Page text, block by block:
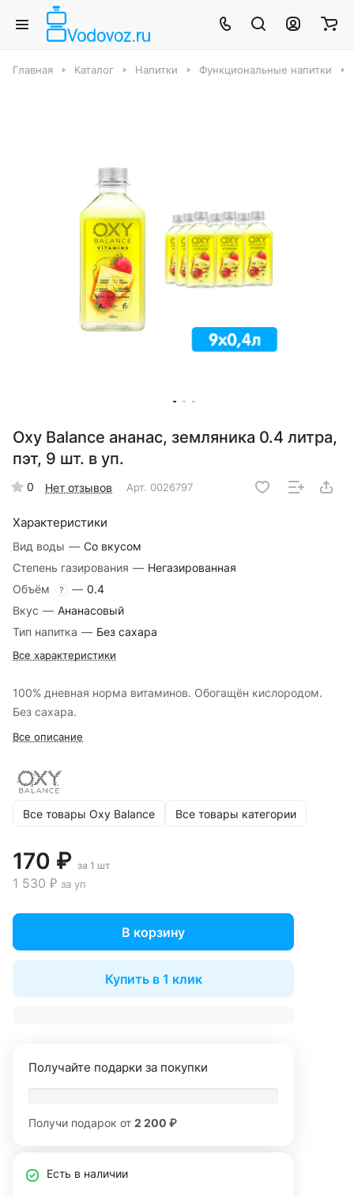
Главная Каталог Напитки Функциональные напитки
Oxy Balance ананас, земляника 0.4 литра,
пэт, 9 шт. в уп.
0 Нет отзывов Арт. 0026797
Характеристики
Вид воды — Со вкусом
Степень газирования — Негазированная
Объём
? — 0.4
Вкус — Ананасовый
Тип напитка — Без сахара
Все характеристики
100% дневная норма витаминов. Обогащён кислородом.
Без сахара.
Все описание
Все товары Oxy Balance Все товары категории
170 ₽ за 1 шт
1 530 ₽ за уп
В корзину
Купить в 1 клик
Получайте подарки за покупки
Получи подарок от 2 200 ₽
Есть в наличии